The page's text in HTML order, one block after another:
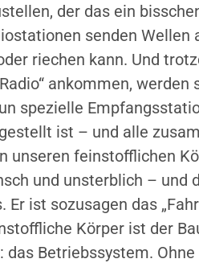
der das ein
senden Wellen
riechen kann. Und
ankommen,
spezielle
ist – und alle
unseren feinstofflichen
und unsterblich – und
ist sozusagen das
Körper ist der
Betriebssystem.